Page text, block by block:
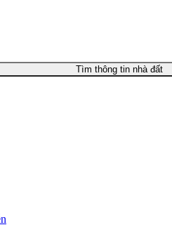
Tìm thông tin nhà đất